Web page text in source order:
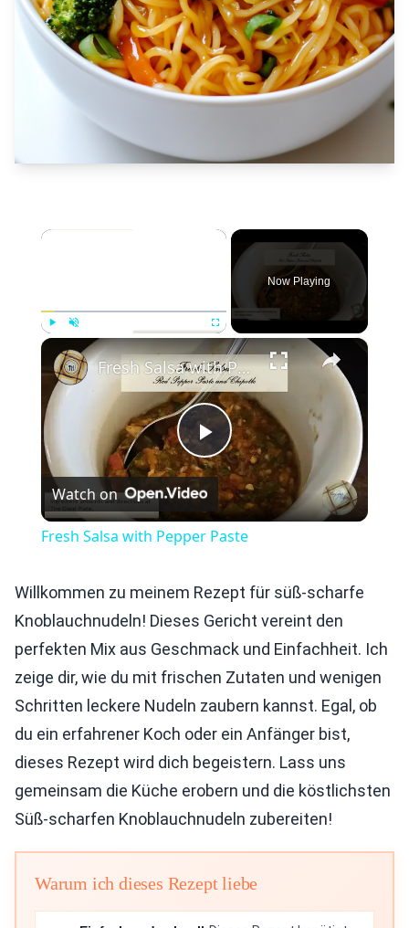
×
Unmute Fullscreen
Now Playing
×
Play
Video
Fresh Salsa with Pepper Paste
Watch on
Fresh Salsa with Pepper Paste
Willkommen zu meinem Rezept für süß-scharfe
Knoblauchnudeln! Dieses Gericht vereint den
perfekten Mix aus Geschmack und Einfachheit. Ich
zeige dir, wie du mit frischen Zutaten und wenigen
Schritten leckere Nudeln zaubern kannst. Egal, ob
du ein erfahrener Koch oder ein Anfänger bist,
dieses Rezept wird dich begeistern. Lass uns
gemeinsam die Küche erobern und die köstlichsten
Süß-scharfen Knoblauchnudeln zubereiten!
Warum ich dieses Rezept liebe